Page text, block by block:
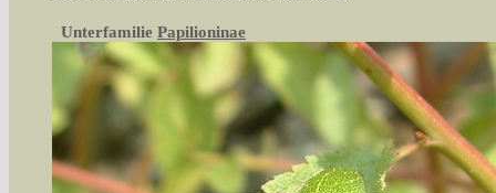
Unterfamilie Papilioninae